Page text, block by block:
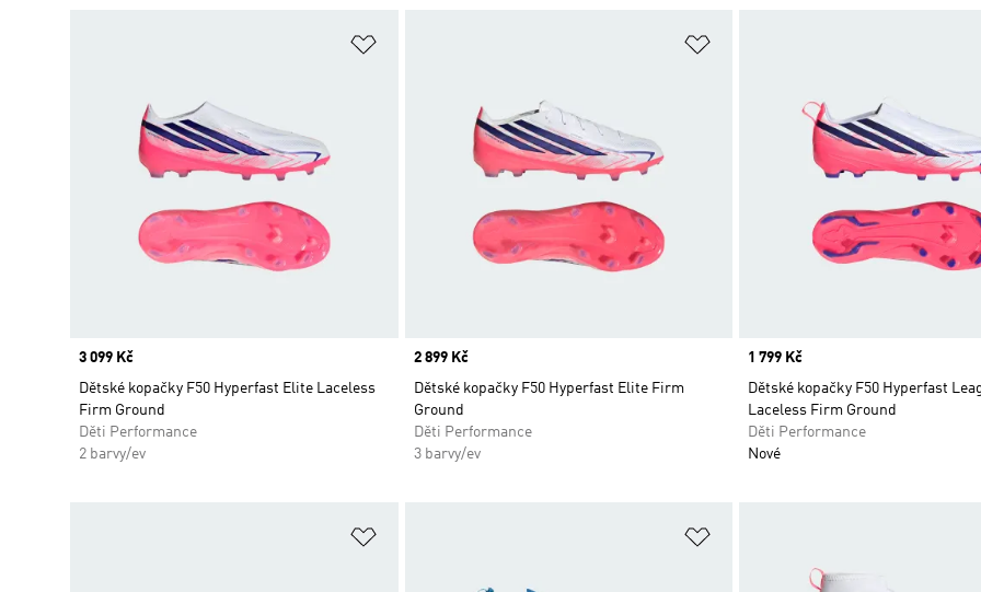
Price
3 099 Kč
Dětské kopačky F50 Hyperfast Elite Laceless
Firm Ground
Děti Performance
2 barvy/ev
Price
2 899 Kč
Dětské kopačky F50 Hyperfast Elite Firm
Ground
Děti Performance
3 barvy/ev
Price
1 799 Kč
Dětské kopačky F50 Hyperfast
Laceless Firm Ground
Děti Performance
Nové